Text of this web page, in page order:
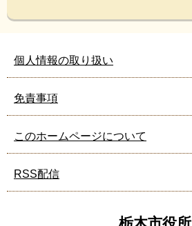
個人情報の取り扱い
免責事項
このホームページについて
RSS配信
栃木市役所